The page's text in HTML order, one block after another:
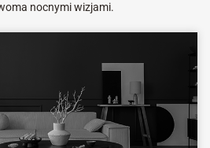
nocnymi wizjami.